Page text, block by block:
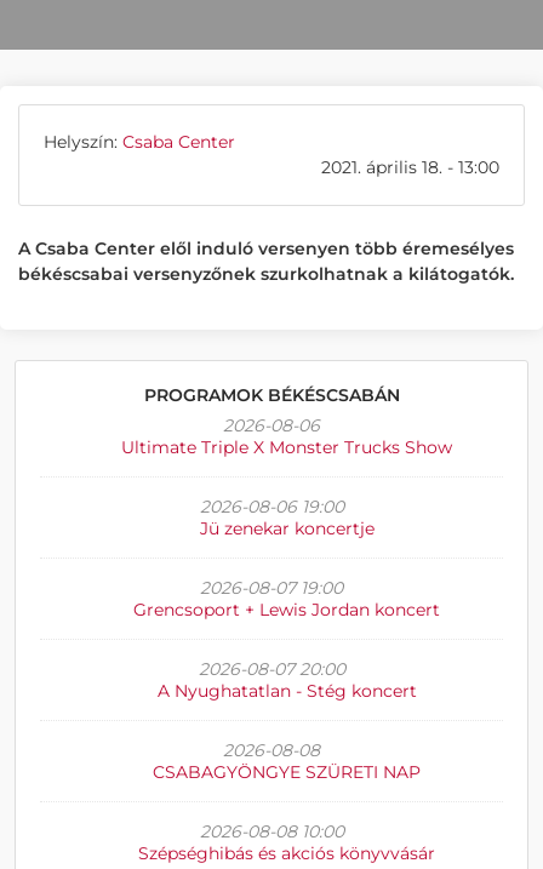
Helyszín: Csaba Center
2021. április 18. - 13:00
A Csaba Center elől induló versenyen több éremesélyes
békéscsabai versenyzőnek szurkolhatnak a kilátogatók.
PROGRAMOK BÉKÉSCSABÁN
2026-08-06
Ultimate Triple X Monster Trucks Show
2026-08-06 19:00
Jü zenekar koncertje
2026-08-07 19:00
Grencsoport + Lewis Jordan koncert
2026-08-07 20:00
A Nyughatatlan - Stég koncert
2026-08-08
CSABAGYÖNGYE SZÜRETI NAP
2026-08-08 10:00
Szépséghibás és akciós könyvvásár